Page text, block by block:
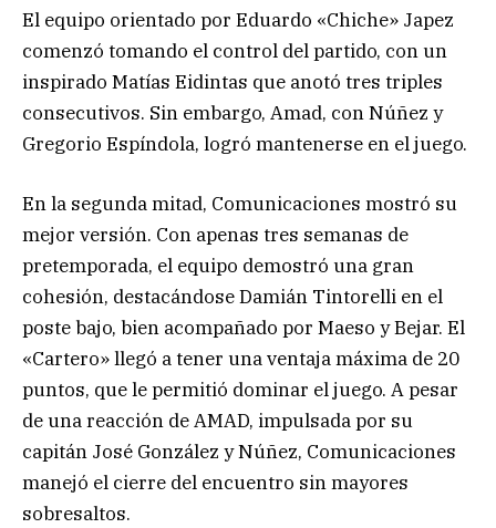
El equipo orientado por Eduardo «Chiche» Japez
comenzó tomando el control del partido, con un
inspirado Matías Eidintas que anotó tres triples
consecutivos. Sin embargo, Amad, con Núñez y
Gregorio Espíndola, logró mantenerse en el juego.
En la segunda mitad, Comunicaciones mostró su
mejor versión. Con apenas tres semanas de
pretemporada, el equipo demostró una gran
cohesión, destacándose Damián Tintorelli en el
poste bajo, bien acompañado por Maeso y Bejar. El
«Cartero» llegó a tener una ventaja máxima de 20
puntos, que le permitió dominar el juego. A pesar
de una reacción de AMAD, impulsada por su
capitán José González y Núñez, Comunicaciones
manejó el cierre del encuentro sin mayores
sobresaltos.